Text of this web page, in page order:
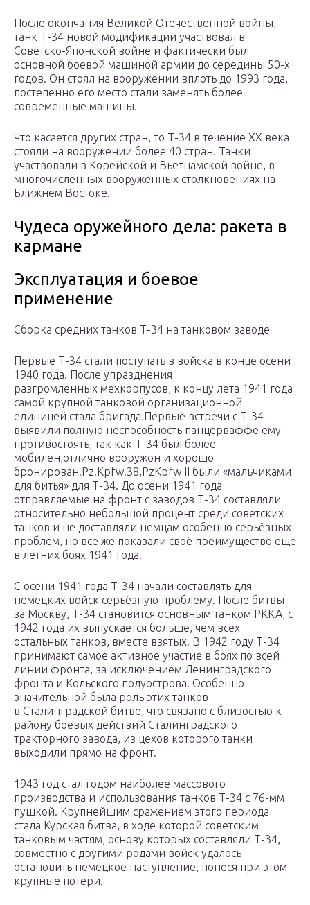
После окончания Великой Отечественной войны,
танк Т-34 новой модификации участвовал в
Советско-Японской войне и фактически был
основной боевой машиной армии до середины 50-х
годов. Он стоял на вооружении вплоть до 1993 года,
постепенно его место стали заменять более
современные машины.
Что касается других стран, то Т-34 в течение XX века
стояли на вооружении более 40 стран. Танки
участвовали в Корейской и Вьетнамской войне, в
многочисленных вооруженных столкновениях на
Ближнем Востоке.
Чудеса оружейного дела: ракета в
кармане
Эксплуатация и боевое
применение
Сборка средних танков Т-34 на танковом заводе
Первые Т-34 стали поступать в войска в конце осени
1940 года. После упразднения
разгромленных мехкорпусов, к концу лета 1941 года
самой крупной танковой организационной
единицей стала бригада.Первые встречи с Т-34
выявили полную неспособность панцерваффе ему
противостоять, так как Т-34 был более
мобилен,отлично вооружон и хорошо
бронирован.Pz.Kpfw.38,PzKpfw II были «мальчиками
для битья» для Т-34. До осени 1941 года
отправляемые на фронт с заводов Т-34 составляли
относительно небольшой процент среди советских
танков и не доставляли немцам особенно серьёзных
проблем, но все же показали своё преимущество еще
в летних боях 1941 года.
С осени 1941 года Т-34 начали составлять для
немецких войск серьёзную проблему. После битвы
за Москву, Т-34 становится основным танком РККА, с
1942 года их выпускается больше, чем всех
остальных танков, вместе взятых. В 1942 году Т-34
принимают самое активное участие в боях по всей
линии фронта, за исключением Ленинградского
фронта и Кольского полуострова. Особенно
значительной была роль этих танков
в Сталинградской битве, что связано с близостью к
району боевых действий Сталинградского
тракторного завода, из цехов которого танки
выходили прямо на фронт.
1943 год стал годом наиболее массового
производства и использования танков Т-34 с 76-мм
пушкой. Крупнейшим сражением этого периода
стала Курская битва, в ходе которой советским
танковым частям, основу которых составляли Т-34,
совместно с другими родами войск удалось
остановить немецкое наступление, понеся при этом
крупные потери.